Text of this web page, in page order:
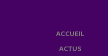
ACCUEIL
ACTUS